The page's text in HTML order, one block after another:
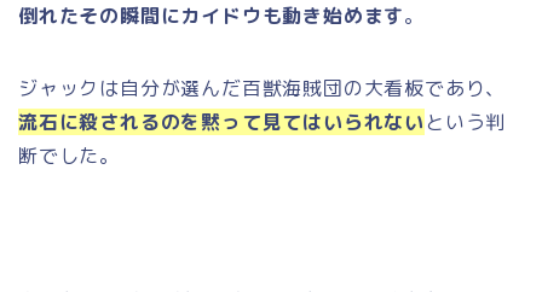
倒れたその瞬間にカイドウも動き始めます。
ジャックは自分が選んだ百獣海賊団の大看板であり、
流石に殺されるのを黙って見てはいられないという判
断でした。